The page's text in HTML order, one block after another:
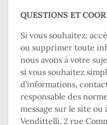
QUESTIONS ET
Si vous souhaitez:
ou supprimer toute
nous avons à votre
si vous souhaitez
d'informations,
responsable des
message sur le site
Vendittelli, 2 rue